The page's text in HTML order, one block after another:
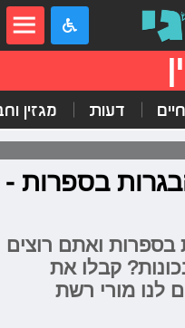
דעות מגזין
בספרות -
ואתם רוצים
קבלו את
לנו מורי רשת